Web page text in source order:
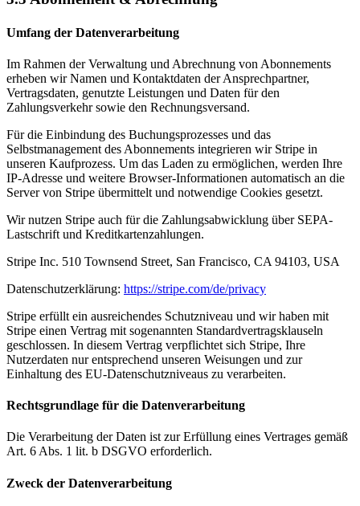
Umfang der Datenverarbeitung
Im Rahmen der Verwaltung und Abrechnung von Abonnements
erheben wir Namen und Kontaktdaten der Ansprechpartner,
Vertragsdaten, genutzte Leistungen und Daten für den
Zahlungsverkehr sowie den Rechnungsversand.
Für die Einbindung des Buchungsprozesses und das
Selbstmanagement des Abonnements integrieren wir Stripe in
unseren Kaufprozess. Um das Laden zu ermöglichen, werden Ihre
IP-Adresse und weitere Browser-Informationen automatisch an die
Server von Stripe übermittelt und notwendige Cookies gesetzt.
Wir nutzen Stripe auch für die Zahlungsabwicklung über SEPA-
Lastschrift und Kreditkartenzahlungen.
Stripe Inc. 510 Townsend Street, San Francisco, CA 94103, USA
Datenschutzerklärung: https://stripe.com/de/privacy
Stripe erfüllt ein ausreichendes Schutzniveau und wir haben mit
Stripe einen Vertrag mit sogenannten Standardvertragsklauseln
geschlossen. In diesem Vertrag verpflichtet sich Stripe, Ihre
Nutzerdaten nur entsprechend unseren Weisungen und zur
Einhaltung des EU-Datenschutzniveaus zu verarbeiten.
Rechtsgrundlage für die Datenverarbeitung
Die Verarbeitung der Daten ist zur Erfüllung eines Vertrages gemäß
Art. 6 Abs. 1 lit. b DSGVO erforderlich.
Zweck der Datenverarbeitung